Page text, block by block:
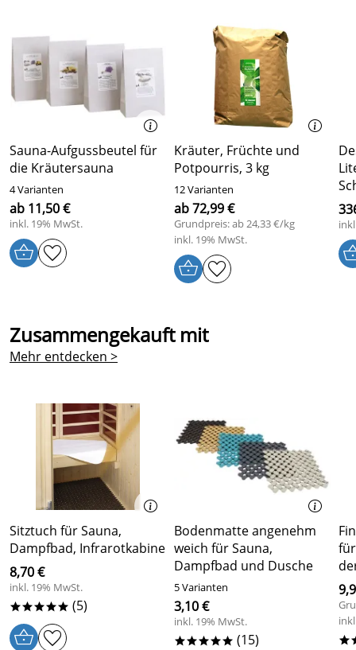
Kralovec
*****
Verifizierte Bewertung
Super Produkt für Dampfbad
Kaufdatum: 06.10.2016
Bewertungsdatum: 17.10.2016
Nicole
*****
Verifizierte Bewertung
Hallo zusammen,
diese Duftkräuter sind wirklich in der Sauna sehr
angenehm.
LG
Roland
*****
Verifizierte Bewertung
Die Lieferung war prompt da.
Diese Kräuterbeutel haben einen angenehmen Duft in
der Kräutersauna.
Ich verwende diese auf dem Tylö Kombi-Ofen mit
Dampfteil.
Gruß
Kaufdatum: 05.11.2015
Bewertungsdatum: 05.12.2015
Sauna-Aufgussbeutel für
die Kräutersauna
4 Varianten
ab 11,50 €
inkl. 19% MwSt.
Kräuter, Früchte und
Potpourris, 3 kg
12 Varianten
ab 72,99 €
Grundpreis: ab 24,33 €/kg
inkl. 19% MwSt.
Zusammengekauft mit
Mehr entdecken >
Sitztuch für Sauna,
Dampfbad, Infrarotkabine
8,70 €
inkl. 19% MwSt.
***** (5)
Bodenmatte angenehm
weich für Sauna,
Dampfbad und Dusche
5 Varianten
3,10 €
inkl. 19% MwSt.
***** (15)